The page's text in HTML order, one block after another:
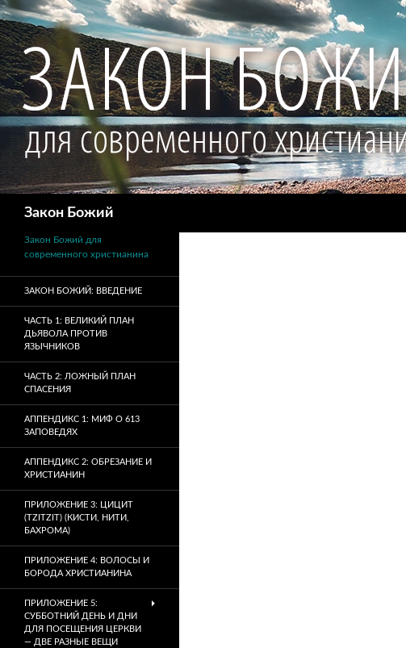
Закон Божий
Закон Божий для
современного христианина
ЗАКОН БОЖИЙ: ВВЕДЕНИЕ
ЧАСТЬ 1: ВЕЛИКИЙ ПЛАН
ДЬЯВОЛА ПРОТИВ
ЯЗЫЧНИКОВ
ЧАСТЬ 2: ЛОЖНЫЙ ПЛАН
СПАСЕНИЯ
АППЕНДИКС 1: МИФ О 613
ЗАПОВЕДЯХ
АППЕНДИКС 2: ОБРЕЗАНИЕ И
ХРИСТИАНИН
ПРИЛОЖЕНИЕ 3: ЦИЦИТ
(TZITZIT) (КИСТИ, НИТИ,
БАХРОМА)
ПРИЛОЖЕНИЕ 4: ВОЛОСЫ И
БОРОДА ХРИСТИАНИНА
ПРИЛОЖЕНИЕ 5:
СУББОТНИЙ ДЕНЬ И ДНИ
ДЛЯ ПОСЕЩЕНИЯ ЦЕРКВИ
— ДВЕ РАЗНЫЕ ВЕЩИ